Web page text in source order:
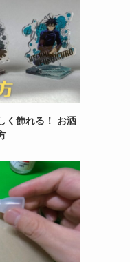
く飾れる！ お洒